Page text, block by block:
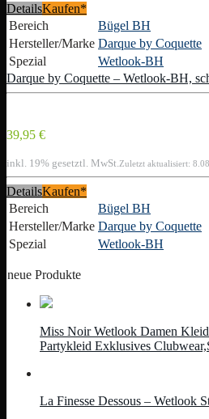
DetailsKaufen*
Bereich
Bügel BH
Hersteller/Marke Darque by Coquette
Spezial
Wetlook-BH
Darque by Coquette – Wetlook-BH,
39,95 €
inkl. 19% gesetztl. MwSt. Zuletzt aktualisiert:
DetailsKaufen*
Bereich
Bügel BH
Hersteller/Marke Darque by Coquette
Spezial
Wetlook-BH
neue Produkte
Miss Noir Wetlook Damen
Partykleid Exklusives
La Finesse Dessous – Wetlook